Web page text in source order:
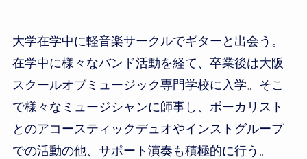
大学在学中に軽音楽サークルでギターと出会う。
在学中に様々なバンド活動を経て、卒業後は大阪
スクールオブミュージック専門学校に入学。そこ
で様々なミュージシャンに師事し、ボーカリスト
とのアコースティックデュオやインストグループ
での活動の他、サポート演奏も積極的に行う。